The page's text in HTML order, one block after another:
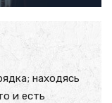
находясь
и есть